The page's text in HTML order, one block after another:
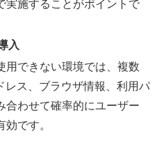
実施することがポイントで
入
用できない環境では、複数
レス、ブラウザ情報、利用パ
合わせて確率的にユーザー
効です。